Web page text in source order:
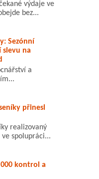
výdaje ve
bez...
Sezónní
slevu na
a
přinesl
realizovaný
spolupráci...
000 kontrol a